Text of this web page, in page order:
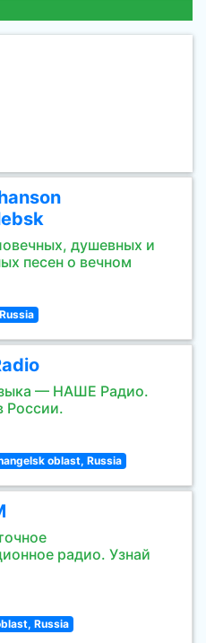
душевных и
песен о вечном
— НАШЕ Радио.
России.
oblast, Russia
радио. Узнай
Russia